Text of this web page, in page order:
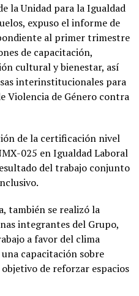
la Unidad para la Igualdad
expuso el informe de
al primer trimestre
de capacitación,
cultural y bienestar, así
interinstitucionales para
Violencia de Género contra
de la certificación nivel
025 en Igualdad Laboral
del trabajo conjunto
también se realizó la
integrantes del Grupo,
a favor del clima
capacitación sobre
de reforzar espacios